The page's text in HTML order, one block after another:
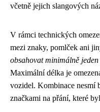
včetně jejich slangových
V rámci technických
mezi znaky, pomlček ani
obsahovat minimálně
Maximální délka je
vozidel. Kombinace nesmí
značkami na přání, které